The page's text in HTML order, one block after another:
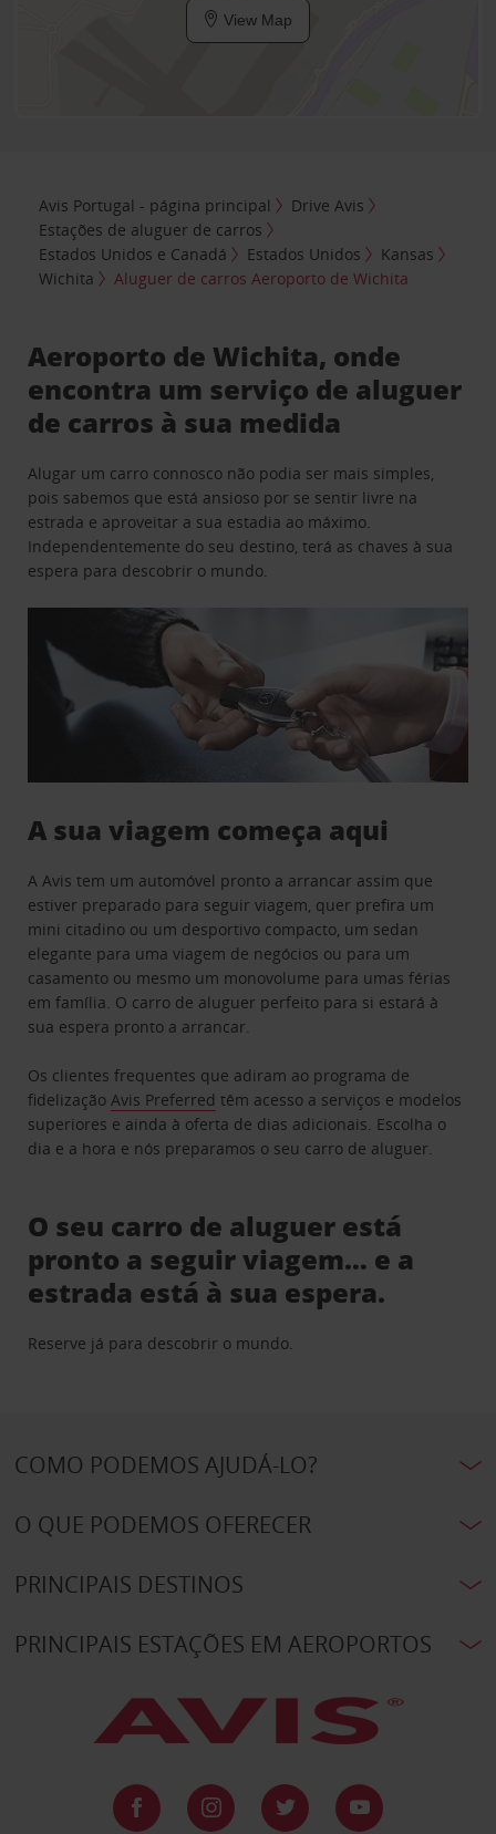
View Map
Avis Portugal - página principal
Drive Avis
Estações de aluguer de carros
Estados Unidos e Canadá
Estados Unidos
Kansas
Wichita
Aluguer de carros Aeroporto de Wichita
Aeroporto de Wichita, onde
encontra um serviço de aluguer
de carros à sua medida
Alugar um carro connosco não podia ser mais simples,
pois sabemos que está ansioso por se sentir livre na
estrada e aproveitar a sua estadia ao máximo.
Independentemente do seu destino, terá as chaves à sua
espera para descobrir o mundo.
A sua viagem começa aqui
A Avis tem um automóvel pronto a arrancar assim que
estiver preparado para seguir viagem, quer prefira um
mini citadino ou um desportivo compacto, um sedan
elegante para uma viagem de negócios ou para um
casamento ou mesmo um monovolume para umas férias
em família. O carro de aluguer perfeito para si estará à
sua espera pronto a arrancar.
Os clientes frequentes que adiram ao programa de
fidelizaçãoAvis Preferred têm acesso a serviços e modelos
superiores e ainda à oferta de dias adicionais. Escolha o
dia e a hora e nós preparamos o seu carro de aluguer.
O seu carro de aluguer está
pronto a seguir viagem… e a
estrada está à sua espera.
Reserve já para descobrir o mundo.
COMO PODEMOS AJUDÁ-LO?
O QUE PODEMOS OFERECER
PRINCIPAIS DESTINOS
PRINCIPAIS ESTAÇÕES EM AEROPORTOS